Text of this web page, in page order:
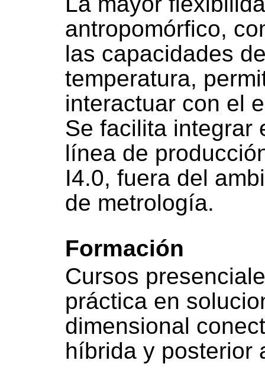
antropomórfico,
las capacidades
temperatura,
interactuar con el
Se facilita integrar
línea de
I4.0, fuera del
de metrología.
Formación
Cursos
práctica en
dimensional
híbrida y posterior